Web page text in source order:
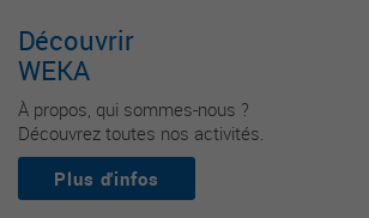
Découvrir
WEKA
À propos, qui sommes-nous ?
Découvrez toutes nos activités.
Plus d'infos